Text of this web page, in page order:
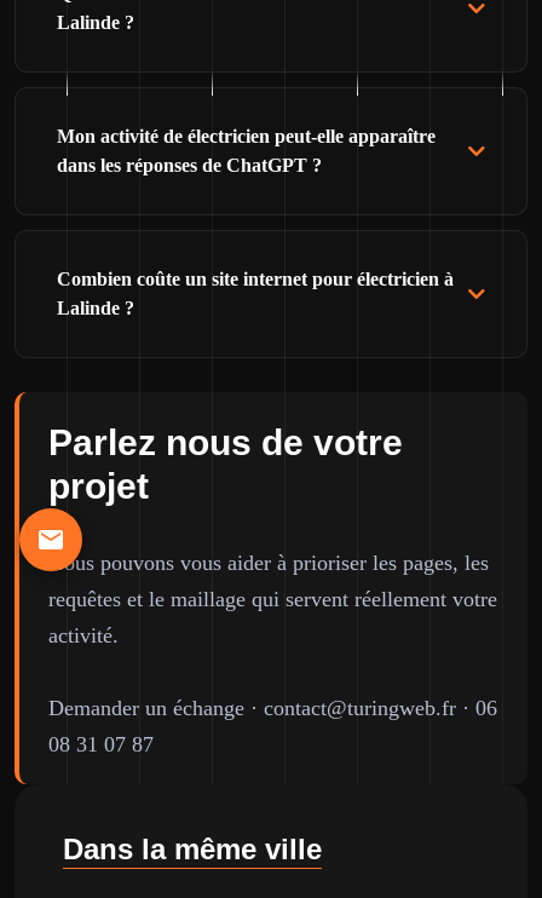
Lalinde ?
Mon activité de électricien peut-elle apparaître
dans les réponses de ChatGPT ?
Combien coûte un site internet pour électricien à
Lalinde ?
Parlez nous de votre
projet
Nous pouvons vous aider à prioriser les pages, les
requêtes et le maillage qui servent réellement votre
activité.
Demander un échange · contact@turingweb.fr · 06
08 31 07 87
Dans la même ville